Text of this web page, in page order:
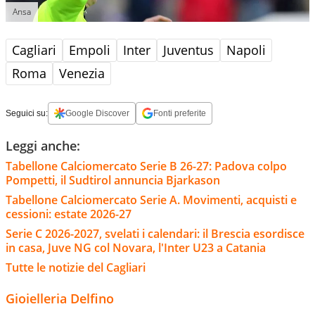
Ansa
Cagliari Empoli Inter Juventus
Napoli
Roma
Venezia
Seguici su: Google Discover Fonti preferite
Leggi anche:
Tabellone Calciomercato Serie B 26-27: Padova colpo
Pompetti, il Sudtirol annuncia Bjarkason
Tabellone Calciomercato Serie A. Movimenti, acquisti e
cessioni: estate 2026-27
Serie C 2026-2027, svelati i calendari: il Brescia esordisce
in casa, Juve NG col Novara, l'Inter U23 a Catania
Tutte le notizie del Cagliari
Gioielleria Delfino